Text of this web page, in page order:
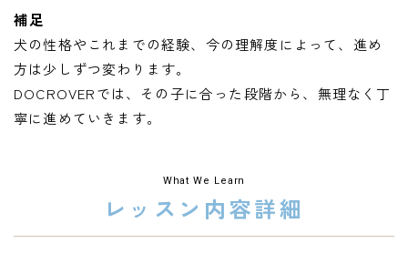
補足
犬の性格やこれまでの経験、今の理解度によって、進め
方は少しずつ変わります。
DOCROVERでは、その子に合った段階から、無理なく丁
寧に進めていきます。
What We Learn
レッスン内容詳細